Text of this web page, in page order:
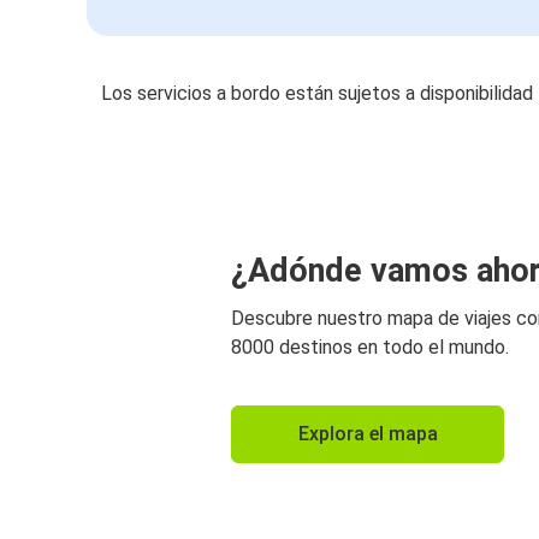
Los servicios a bordo están sujetos a disponibilidad
¿Adónde vamos
Descubre nuestro mapa de viajes
8000 destinos en todo el mundo.
Explora el mapa